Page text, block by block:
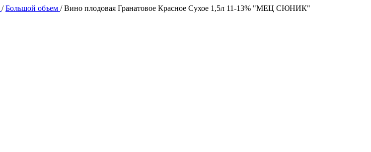
/Большой объем /Вино плодовая Гранатовое Красное Сухое 1,5л 11-13% "МЕЦ СЮНИК"